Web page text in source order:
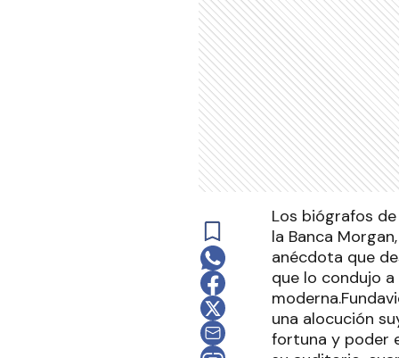
Los biógrafos
la Banca
anécdota que
que lo condujo
una alocución
fortuna y poder